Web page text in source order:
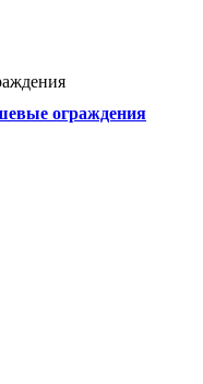
ограждения